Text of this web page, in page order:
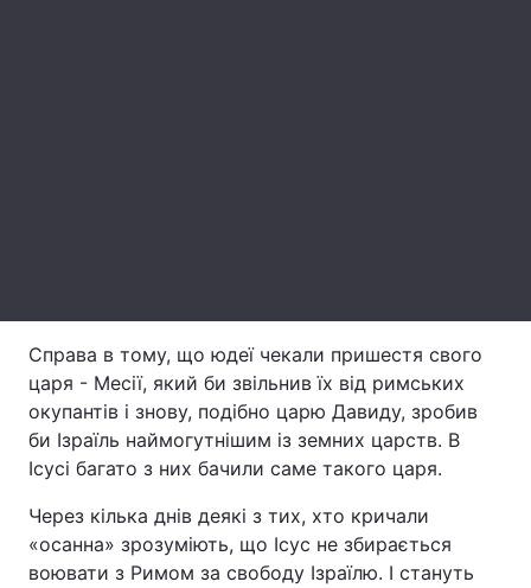
Тема оформлення
Справа в тому, що юдеї чекали пришестя свого
царя - Месії, який би звільнив їх від римських
окупантів і знову, подібно царю Давиду, зробив
би Ізраїль наймогутнішим із земних царств. В
Ісусі багато з них бачили саме такого царя.
Через кілька днів деякі з тих, хто кричали
«осанна» зрозуміють, що Ісус не збирається
воювати з Римом за свободу Ізраїлю. І стануть